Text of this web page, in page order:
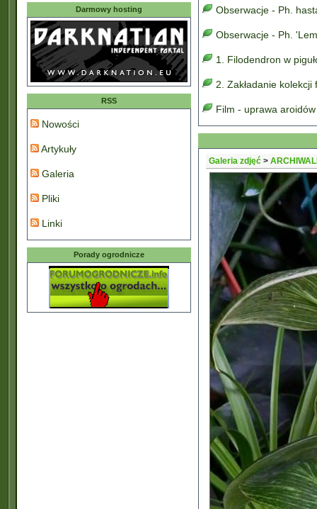
Darmowy hosting
RSS
Nowości
Artykuły
Galeria
Pliki
Linki
Porady ogrodnicze
Obserwacje - Ph.
Obserwacje - Ph.
1. Filodendron w
2. Zakładanie
Film - uprawa
Galeria zdjęć >